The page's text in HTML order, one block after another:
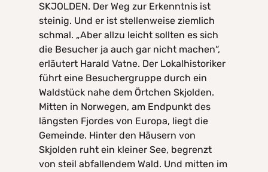
SKJOLDEN. Der Weg zur Erkenntnis ist
steinig. Und er ist stellenweise ziemlich
schmal. „Aber allzu leicht sollten es sich
die Besucher ja auch gar nicht machen“,
erläutert Harald Vatne. Der Lokalhistoriker
führt eine Besuchergruppe durch ein
Waldstück nahe dem Örtchen Skjolden.
Mitten in Norwegen, am Endpunkt des
längsten Fjordes von Europa, liegt die
Gemeinde. Hinter den Häusern von
Skjolden ruht ein kleiner See, begrenzt
von steil abfallendem Wald. Und mitten im